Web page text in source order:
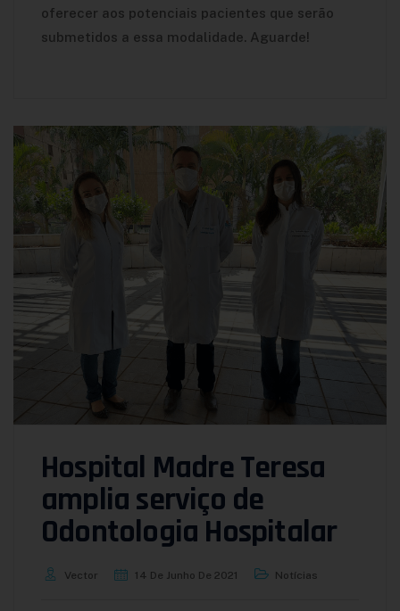
oferecer aos potenciais pacientes que serão
submetidos a essa modalidade. Aguarde!
Hospital Madre Teresa
amplia serviço de
Odontologia Hospitalar
Vector 14 De Junho De 2021 Notícias